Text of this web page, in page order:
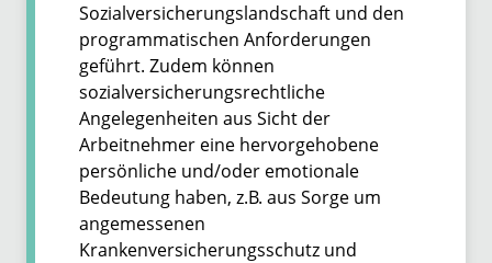
Sozialversicherungslandschaft und den
programmatischen Anforderungen
geführt. Zudem können
sozialversicherungsrechtliche
Angelegenheiten aus Sicht der
Arbeitnehmer eine hervorgehobene
persönliche und/oder emotionale
Bedeutung haben, z.B. aus Sorge um
angemessenen
Krankenversicherungsschutz und